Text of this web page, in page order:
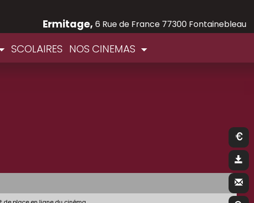
Ermitage, 6 Rue de France 77300 Fontainebleau
SCOLAIRES NOS CINEMAS